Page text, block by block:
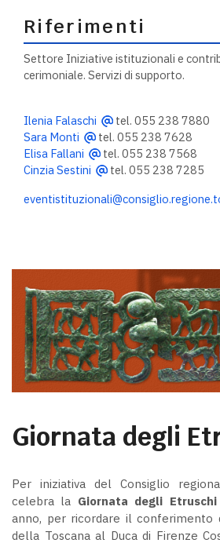
Riferimenti
Settore Iniziative istituzionali e
cerimoniale. Servizi di supporto.
Ilenia Falaschi
tel. 055 238 7880
Sara Monti
tel. 055 238 7628
Elisa Fallani
tel. 055 238 7568
Cinzia Sestini
tel. 055 238 7285
Giornata degli
Per iniziativa del Consiglio
celebra la Giornata degli Etruschi
anno, per ricordare il conferimento
della Toscana al Duca di Firenze